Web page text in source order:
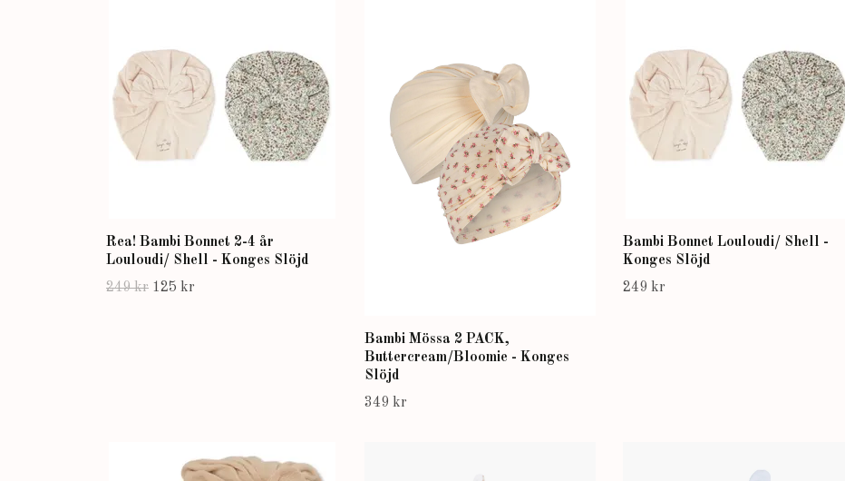
Rea! Bambi Bonnet 2-4 år
Louloudi/ Shell - Konges Slöjd
249 kr 125 kr
Bambi Mössa 2 PACK,
Buttercream/Bloomie - Konges
Slöjd
349 kr
Bambi Bonnet Louloudi/ Shell -
Konges Slöjd
249 kr